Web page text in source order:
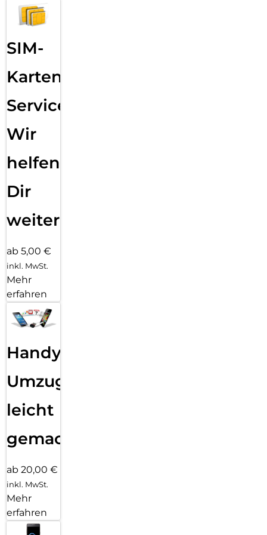
SIM-
Karten
Service:
Wir
helfen
Dir
weiter
ab 5,00 €
inkl. MwSt.
Mehr
erfahren
Handy
Umzug
leicht
gemacht!
ab 20,00 €
inkl. MwSt.
Mehr
erfahren